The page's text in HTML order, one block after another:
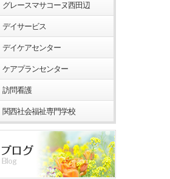
グレースマサコーヌ西田辺
デイサービス
デイケアセンター
ケアプランセンター
訪問看護
関西社会福祉専門学校